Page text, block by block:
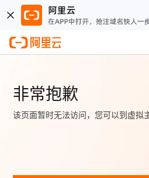
非常抱歉
该页面暂时无法访问，您可以到虚拟